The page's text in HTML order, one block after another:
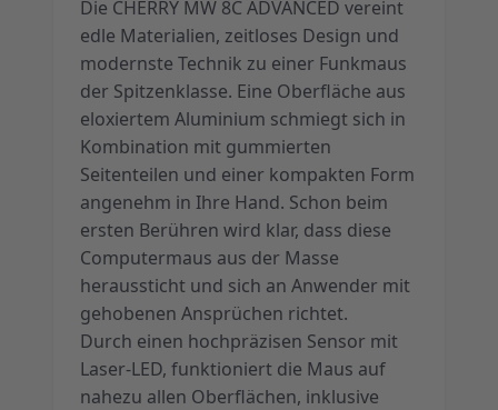
Die CHERRY MW 8C ADVANCED vereint
edle Materialien, zeitloses Design und
modernste Technik zu einer Funkmaus
der Spitzenklasse. Eine Oberfläche aus
eloxiertem Aluminium schmiegt sich in
Kombination mit gummierten
Seitenteilen und einer kompakten Form
angenehm in Ihre Hand. Schon beim
ersten Berühren wird klar, dass diese
Computermaus aus der Masse
heraussticht und sich an Anwender mit
gehobenen Ansprüchen richtet.
Durch einen hochpräzisen Sensor mit
Laser-LED, funktioniert die Maus auf
nahezu allen Oberflächen, inklusive